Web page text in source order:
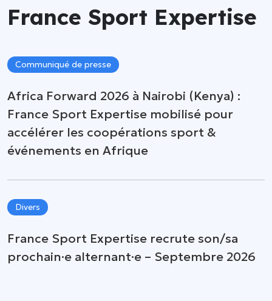
France Sport Expertise
Communiqué de presse
Africa Forward 2026 à Nairobi (Kenya) :
France Sport Expertise mobilisé pour
accélérer les coopérations sport &
événements en Afrique
Divers
France Sport Expertise recrute son/sa
prochain·e alternant·e – Septembre 2026